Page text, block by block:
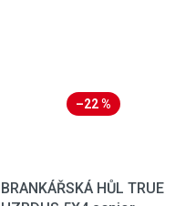
–22 %
BRANKÁŘSKÁ HŮL TRUE